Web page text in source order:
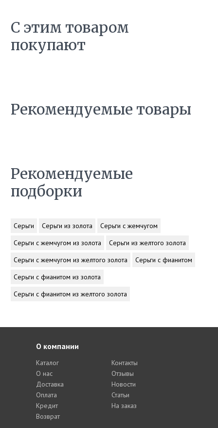
С этим товаром
покупают
Рекомендуемые товары
Рекомендуемые
подборки
Серьги Серьги из золота
Серьги с жемчугом
Серьги с жемчугом из золота
Серьги из желтого золота
Серьги с жемчугом из желтого золота
Серьги с фианитом
Серьги с фианитом из золота
Серьги с фианитом из желтого золота
О компании
Каталог
О нас
Доставка
Оплата
Кредит
Возврат
Контакты
Отзывы
Новости
Статьи
На заказ